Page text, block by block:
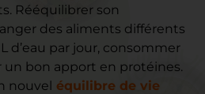
Rééquilibrer son
des aliments différents
d’eau par jour, consommer
un bon apport en protéines.
nouvel équilibre de vie